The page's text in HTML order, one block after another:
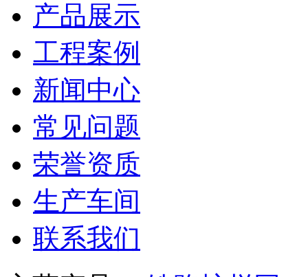
产品展示
工程案例
新闻中心
常见问题
荣誉资质
生产车间
联系我们